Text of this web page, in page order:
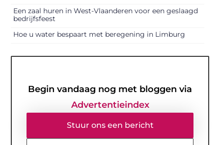
Een zaal huren in West-Vlaanderen voor een geslaagd
bedrijfsfeest
Hoe u water bespaart met beregening in Limburg
Begin vandaag nog met bloggen via
Advertentieindex
Stuur ons een bericht